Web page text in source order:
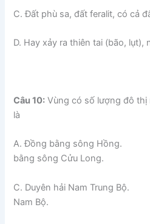
C. Đất phù sa, đất feralit, có cả
D. Hay xảy ra thiên tai (bão, lụt),
Câu 10: Vùng có số lượng đô
là
A. Đồng bằng
bằng sông Cửu Long.
C. Duyên hải Nam
Nam Bộ.